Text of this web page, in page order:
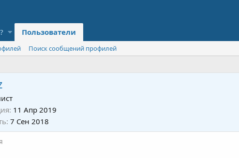
Пользователи
Поиск сообщений профилей
11 Апр 2019
7 Сен 2018